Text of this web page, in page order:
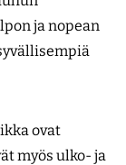
ja nopean
ovat
myös ulko- ja